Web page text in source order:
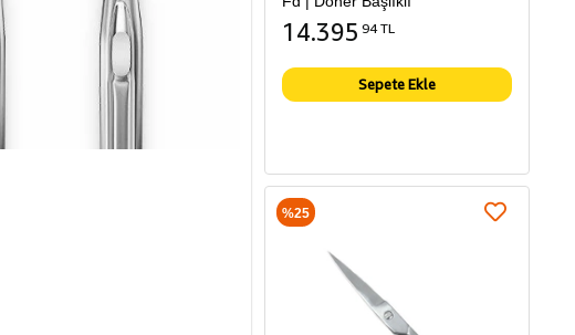
14.395 94 TL
Sepete Ekle
%25